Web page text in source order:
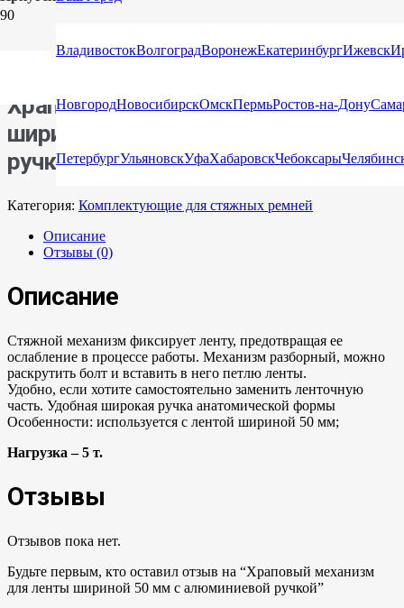
ВладивостокВолгоградВоронежЕкатеринбургИжевск
НовгородНовосибирскОмскПермьРостов-на-Дону
ПетербургУльяновскУфаХабаровскЧебоксары
стяжных ремней/ Храповый механизм для ленты шириной 50
Храповый механизм для ленты
шириной 50 мм с алюминиевой
ручкой
Категория: Комплектующие для стяжных ремней
Описание
Отзывы (0)
Описание
Стяжной механизм фиксирует ленту, предотвращая ее
ослабление в процессе работы. Механизм разборный, можно
раскрутить болт и вставить в него петлю ленты.
Удобно, если хотите самостоятельно заменить ленточную
часть. Удобная широкая ручка анатомической формы
Особенности: используется с лентой шириной 50 мм;
Нагрузка – 5 т.
Отзывы
Отзывов пока нет.
Будьте первым, кто оставил отзыв на “Храповый механизм
для ленты шириной 50 мм с алюминиевой ручкой”